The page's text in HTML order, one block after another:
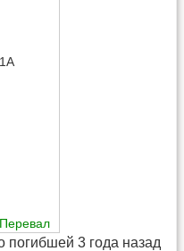
1А
Перевал
погибшей 3 года назад